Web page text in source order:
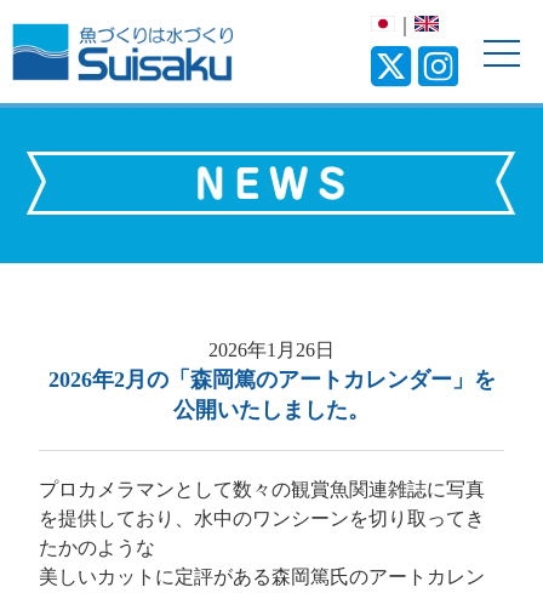
2026年1月26日
2026年2月の「森岡篤のアートカレンダー」を
公開いたしました。
プロカメラマンとして数々の観賞魚関連雑誌に写真
を提供しており、水中のワンシーンを切り取ってき
たかのような
美しいカットに定評がある森岡篤氏のアートカレン